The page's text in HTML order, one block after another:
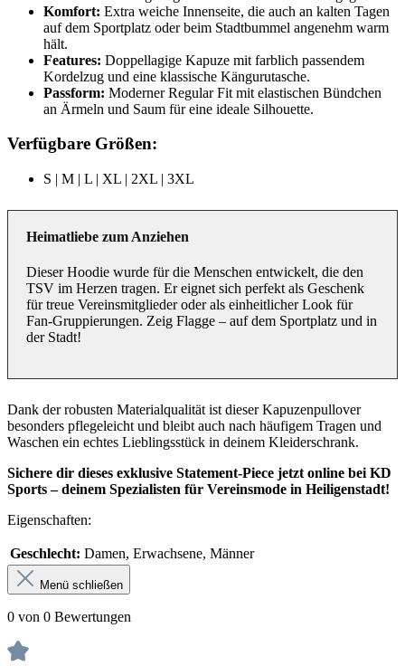
Komfort: Extra weiche Innenseite, die auch an kalten Tagen
auf dem Sportplatz oder beim Stadtbummel angenehm warm
hält.
Features: Doppellagige Kapuze mit farblich passendem
Kordelzug und eine klassische Kängurutasche.
Passform: Moderner Regular Fit mit elastischen Bündchen
an Ärmeln und Saum für eine ideale Silhouette.
Verfügbare Größen:
S | M | L | XL | 2XL | 3XL
Heimatliebe zum Anziehen
Dieser Hoodie wurde für die Menschen entwickelt, die den
TSV im Herzen tragen. Er eignet sich perfekt als Geschenk
für treue Vereinsmitglieder oder als einheitlicher Look für
Fan-Gruppierungen. Zeig Flagge – auf dem Sportplatz und in
der Stadt!
Dank der robusten Materialqualität ist dieser Kapuzenpullover
besonders pflegeleicht und bleibt auch nach häufigem Tragen und
Waschen ein echtes Lieblingsstück in deinem Kleiderschrank.
Sichere dir dieses exklusive Statement-Piece jetzt online bei KD
Sports – deinem Spezialisten für Vereinsmode in Heiligenstadt!
Eigenschaften:
Geschlecht: Damen, Erwachsene, Männer
Menü schließen
0 von 0 Bewertungen